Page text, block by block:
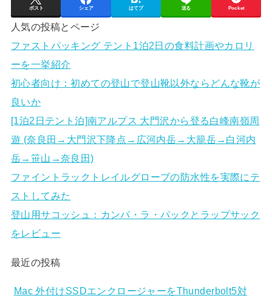
ポスト シェア はてブ 送る Pocket
人気の投稿とページ
ファストパッキング テント1泊2日の食料計画やカロリ
ーを一挙紹介
初心者向け：初めての登山で登山靴以外ならどんな靴が
良いか
[1泊2日テント泊]南アルプス 大門沢から登る白峰南嶺周
遊 (奈良田→大門沢下降点→広河内岳→大籠岳→白河内
岳→笹山→奈良田)
ファイントラックトレイルグローブの防水性を実際にテ
ストしてみた
登山用サコッシュ：カンパ・ラ・パックとラップサック
をレビュー
最近の投稿
Mac 外付けSSDエンクロージャーをThunderbolt5対